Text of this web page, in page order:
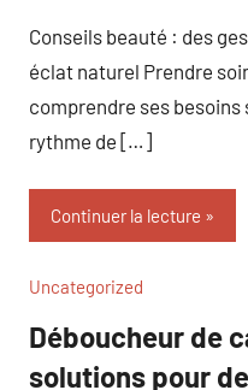
Conseils beauté : des
éclat naturel Prendre
comprendre ses
rythme de […]
Continuer la lecture
Uncategorized
Déboucheur de
solutions pour